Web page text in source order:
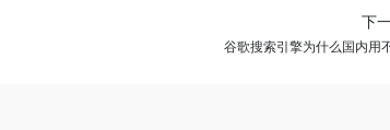
下
谷歌搜索引擎为什么国内用